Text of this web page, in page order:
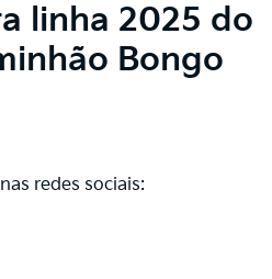
linha 2025 do
Bongo
redes sociais: